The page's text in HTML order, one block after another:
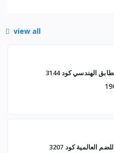
view all
الهندسي كود 3144
العالمية كود 3207